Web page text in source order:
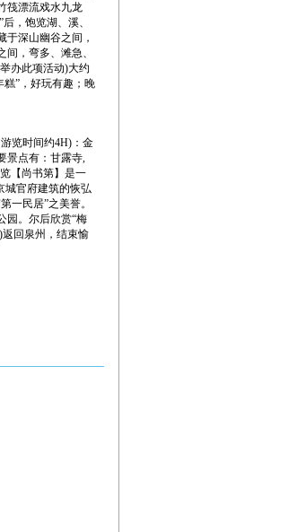
筏漂流戏水九龙
，饱览湖、溪、
深山幽谷之间，
，弯多、滩急、
办此项活动)大约
”，好玩有趣；晚
览时间约4H)：金
景点有：甘露寺,
【尚书第】是一
城官府建筑的恢弘
一民居”之美誉。
园。尔后欣赏“梅
返回泉州，结束愉